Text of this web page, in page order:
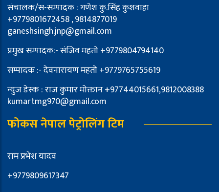
संचालक/स-सम्पादक : गणेश कु.सिंह कुशवाहा
+9779801672458 , 9814877019
ganeshsingh.jnp@gmail.com
प्रमुख सम्पादक:- संजिव महतो +9779804794140
सम्पादक :- देवनारायण महतो +9779765755619
न्युज डेस्क : राज कुमार मोक्तान +97744015661,9812008388
kumartmg970@gmail.com
फोकस नेपाल पेट्रोलिंग टिम
राम प्रभेश यादव
+9779809617347